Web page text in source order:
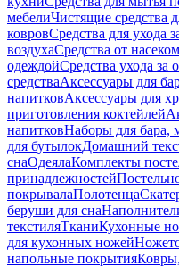
мебелиЧистящие средства
ковровСредства для ухода
воздухаСредства от
одеждойСредства ухода за
средстваАксессуары для
напитковАксессуары для
приготовления коктейлей
напитковНаборы для бара,
для бутылокДомашний
снаОдеялаКомплекты
принадлежностей
покрывалаПолотенца
беруши для сна
текстиляТканиКухонные
для кухонных ножей
напольные покрытия